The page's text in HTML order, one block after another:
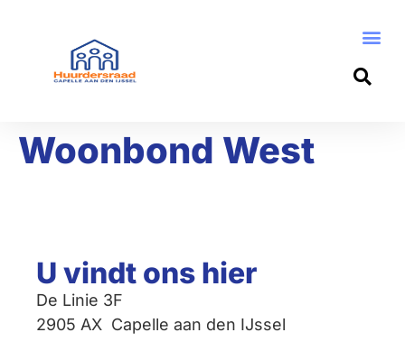
Woonbond West
U vindt ons hier
De Linie 3F
2905 AX Capelle aan den IJssel